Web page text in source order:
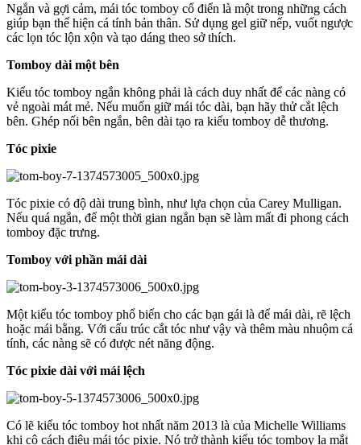
Ngắn và gợi cảm, mái tóc tomboy cổ điển là một trong những cách
giúp bạn thể hiện cá tính bản thân. Sử dụng gel giữ nếp, vuốt ngược
các lọn tóc lộn xộn và tạo dáng theo sở thích.
Tomboy dài một bên
Kiểu tóc tomboy ngắn không phải là cách duy nhất để các nàng có
vẻ ngoài mát mẻ. Nếu muốn giữ mái tóc dài, bạn hãy thử cắt lệch
bên. Ghép nối bên ngắn, bên dài tạo ra kiểu tomboy dễ thương.
Tóc pixie
Tóc pixie có độ dài trung bình, như lựa chọn của Carey Mulligan.
Nếu quá ngắn, để một thời gian ngắn bạn sẽ làm mất đi phong cách
tomboy đặc trưng.
Tomboy với phần mái dài
Một kiểu tóc tomboy phổ biến cho các bạn gái là để mái dài, rẽ lệch
hoặc mái bằng. Với cấu trúc cắt tóc như vậy và thêm màu nhuộm cá
tính, các nàng sẽ có được nét năng động.
Tóc pixie dài với mái lệch
Có lẽ kiểu tóc tomboy hot nhất năm 2013 là của Michelle Williams
khi cô cách điệu mái tóc pixie. Nó trở thành kiểu tóc tomboy lạ mắt